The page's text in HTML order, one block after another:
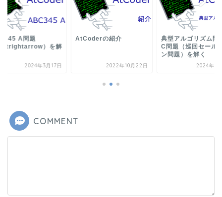
A問題
）を解
2024年3月17日
AtCoderの紹介
2022年10月22日
典型アルゴリズム問
C問題（巡回セール
ン問題）を解く
2024年1
COMMENT